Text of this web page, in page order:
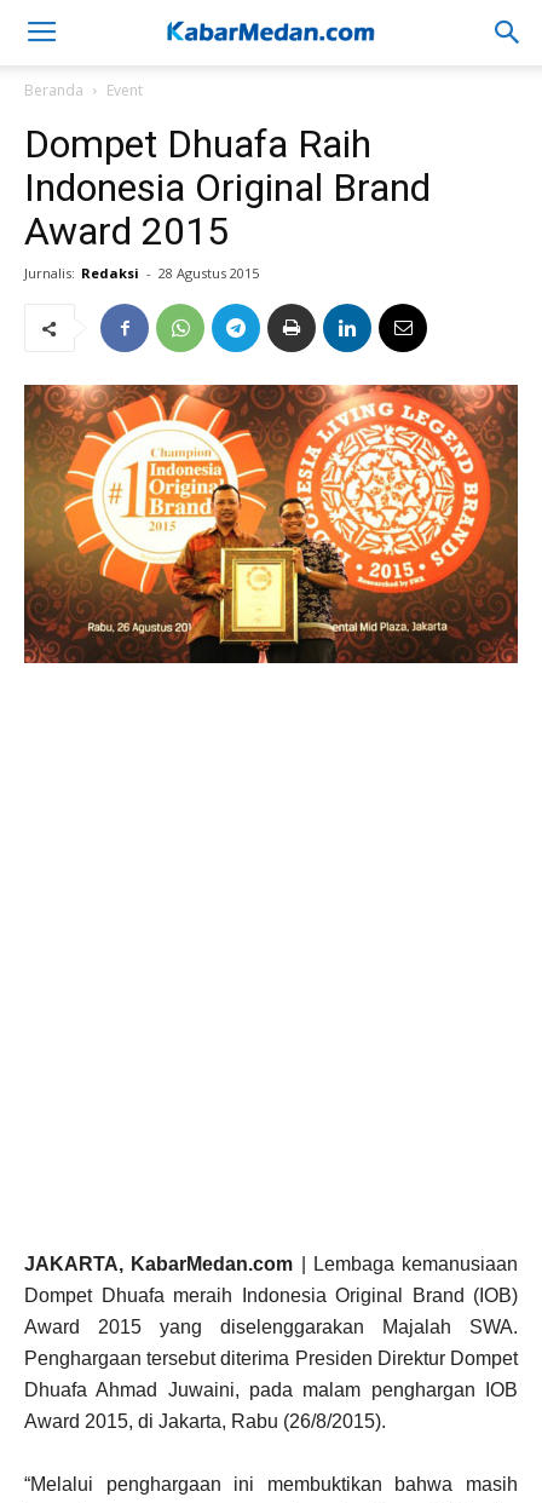
Beranda Event
Dompet Dhuafa Raih
Indonesia Original Brand
Award 2015
Jurnalis: Redaksi - 28 Agustus 2015
JAKARTA, KabarMedan.com | Lembaga kemanusiaan
Dompet Dhuafa meraih Indonesia Original Brand (IOB)
Award 2015 yang diselenggarakan Majalah SWA.
Penghargaan tersebut diterima Presiden Direktur Dompet
Dhuafa Ahmad Juwaini, pada malam penghargan IOB
Award 2015, di Jakarta, Rabu (26/8/2015).
“Melalui penghargaan ini membuktikan bahwa masih